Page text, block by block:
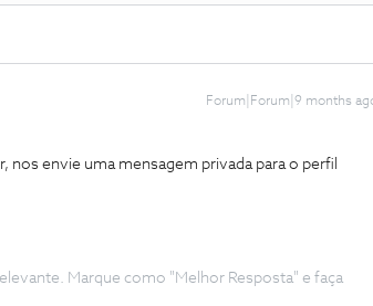
Forum|Forum|9 months
envie uma mensagem privada para o perfil
Marque como "Melhor Resposta" e faça